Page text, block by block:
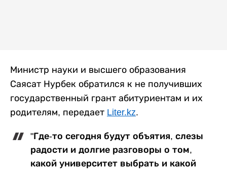
Министр науки и высшего образования
Саясат Нурбек обратился к не получивших
государственный грант абитуриентам и их
родителям, передает Liter.kz.
"Где-то сегодня будут объятия, слезы
радости и долгие разговоры о том,
какой университет выбрать и какой